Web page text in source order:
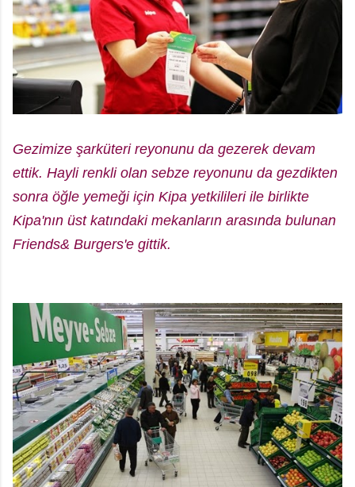
Gezimize şarküteri reyonunu da gezerek devam
ettik. Hayli renkli olan sebze reyonunu da gezdikten
sonra öğle yemeği için Kipa yetkilileri ile birlikte
Kipa'nın üst katındaki mekanların arasında bulunan
Friends& Burgers'e gittik.